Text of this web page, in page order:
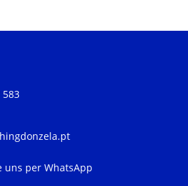
583
Öffnet
Anwendung
uns per WhatsApp